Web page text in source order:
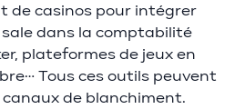
de casinos pour intégrer
dans la comptabilité
plateformes de jeux en
Tous ces outils peuvent
de blanchiment.